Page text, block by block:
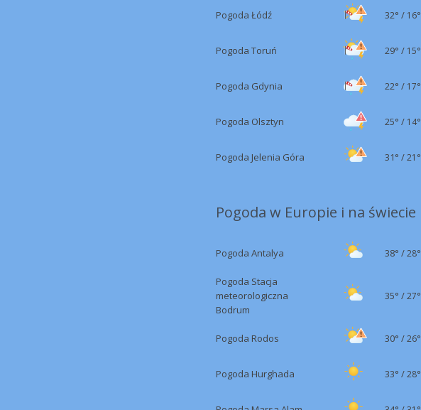
Pogoda Łódź 32° / 16°
Pogoda Toruń 29° / 15°
Pogoda Gdynia 22° / 17°
Pogoda Olsztyn 25° / 14°
Pogoda Jelenia Góra 31° /21°
Pogoda w Europie i na świecie
Pogoda Antalya 38° /28°
Pogoda Stacja
meteorologiczna
Bodrum
35° /27°
Pogoda Rodos 30° /26°
Pogoda Hurghada 33° /28°